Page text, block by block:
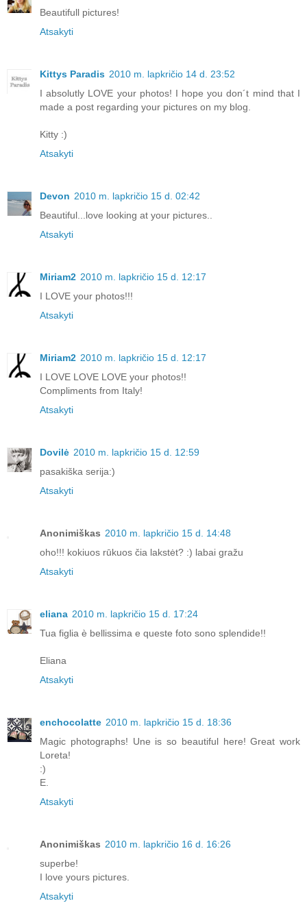
Beautifull pictures!
Atsakyti
Kittys Paradis 2010 m. lapkričio 14 d. 23:52
I absolutly LOVE your photos! I hope you don´t mind that I
made a post regarding your pictures on my blog.
Kitty :)
Atsakyti
Devon 2010 m. lapkričio 15 d. 02:42
Beautiful...love looking at your pictures..
Atsakyti
Miriam2 2010 m. lapkričio 15 d. 12:17
I LOVE your photos!!!
Atsakyti
Miriam2 2010 m. lapkričio 15 d. 12:17
I LOVE LOVE LOVE your photos!!
Compliments from Italy!
Atsakyti
Dovilė 2010 m. lapkričio 15 d. 12:59
pasakiška serija:)
Atsakyti
Anonimiškas 2010 m. lapkričio 15 d. 14:48
oho!!! kokiuos rūkuos čia lakstėt? :) labai gražu
Atsakyti
eliana 2010 m. lapkričio 15 d. 17:24
Tua figlia è bellissima e queste foto sono splendide!!
Eliana
Atsakyti
enchocolatte 2010 m. lapkričio 15 d. 18:36
Magic photographs! Une is so beautiful here! Great work
Loreta!
:)
E.
Atsakyti
Anonimiškas 2010 m. lapkričio 16 d. 16:26
superbe!
I love yours pictures.
Atsakyti